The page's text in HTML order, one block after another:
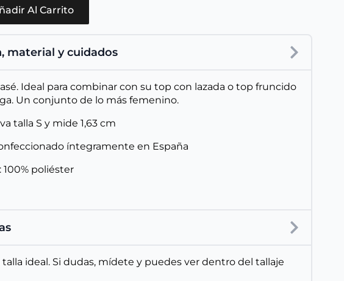
Al Carrito
material y cuidados
Ideal para combinar con su top con lazada o top fruncido
Un conjunto de lo más femenino.
talla S y mide 1,63 cm
íntegramente en España
poliéster
ideal. Si dudas, mídete y puedes ver dentro del tallaje